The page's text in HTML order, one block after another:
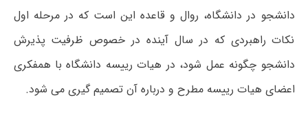
دانشجو در دانشگاه، روال و قاعده این است که در مرحله اول
نکات راهبردی که در سال آینده در خصوص ظرفیت پذیرش
دانشجو چگونه عمل شود، در هیات رییسه دانشگاه با همفکری
اعضای هیات رییسه مطرح و درباره آن تصمیم گیری می شود.